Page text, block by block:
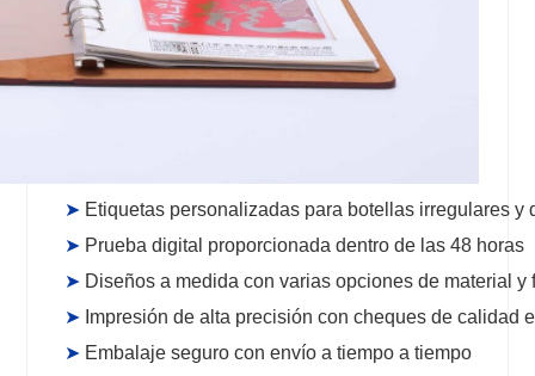
➤ Etiquetas personalizadas para botellas irregulares y
➤ Prueba digital proporcionada dentro de las 48 horas
➤ Diseños a medida con varias opciones de material y
➤ Impresión de alta precisión con cheques de calidad
➤ Embalaje seguro con envío a tiempo a tiempo